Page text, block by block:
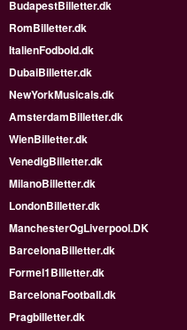
BudapestBilletter.dk
RomBilletter.dk
ItalienFodbold.dk
DubaiBilletter.dk
NewYorkMusicals.dk
AmsterdamBilletter.dk
WienBilletter.dk
VenedigBilletter.dk
MilanoBilletter.dk
LondonBilletter.dk
ManchesterOgLiverpool.DK
BarcelonaBilletter.dk
Formel1Billetter.dk
BarcelonaFootball.dk
Pragbilletter.dk